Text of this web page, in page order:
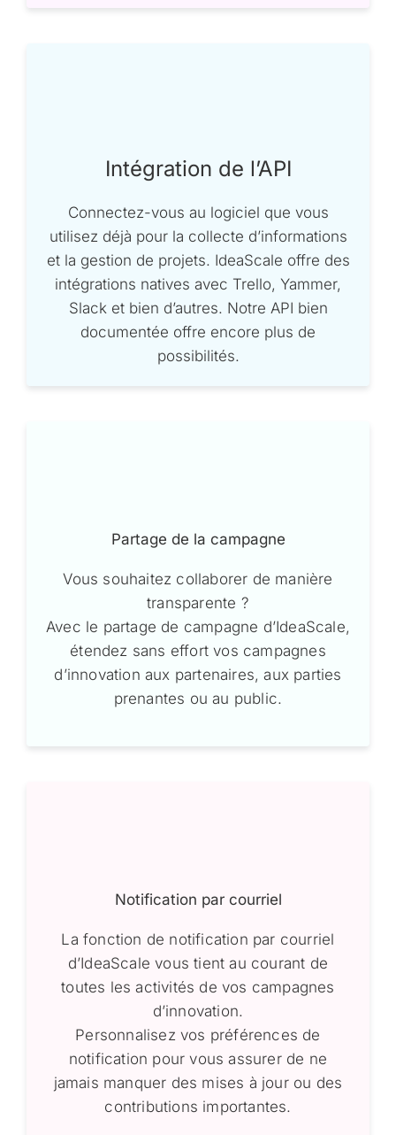
Intégration de l’API
Connectez-vous au logiciel que vous
utilisez déjà pour la collecte d’informations
et la gestion de projets. IdeaScale offre des
intégrations natives avec Trello, Yammer,
Slack et bien d’autres. Notre API bien
documentée offre encore plus de
possibilités.
Partage de la campagne
Vous souhaitez collaborer de manière
transparente ?
Avec le partage de campagne d’IdeaScale,
étendez sans effort vos campagnes
d’innovation aux partenaires, aux parties
prenantes ou au public.
Notification par courriel
La fonction de notification par courriel
d’IdeaScale vous tient au courant de
toutes les activités de vos campagnes
d’innovation.
Personnalisez vos préférences de
notification pour vous assurer de ne
jamais manquer des mises à jour ou des
contributions importantes.